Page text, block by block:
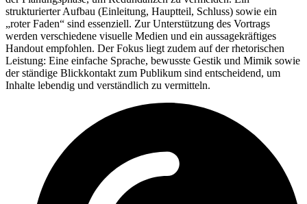
strukturierter Aufbau (Einleitung, Hauptteil, Schluss) sowie ein
„roter Faden“ sind essenziell. Zur Unterstützung des Vortrags
werden verschiedene visuelle Medien und ein aussagekräftiges
Handout empfohlen. Der Fokus liegt zudem auf der rhetorischen
Leistung: Eine einfache Sprache, bewusste Gestik und Mimik sowie
der ständige Blickkontakt zum Publikum sind entscheidend, um
Inhalte lebendig und verständlich zu vermitteln.